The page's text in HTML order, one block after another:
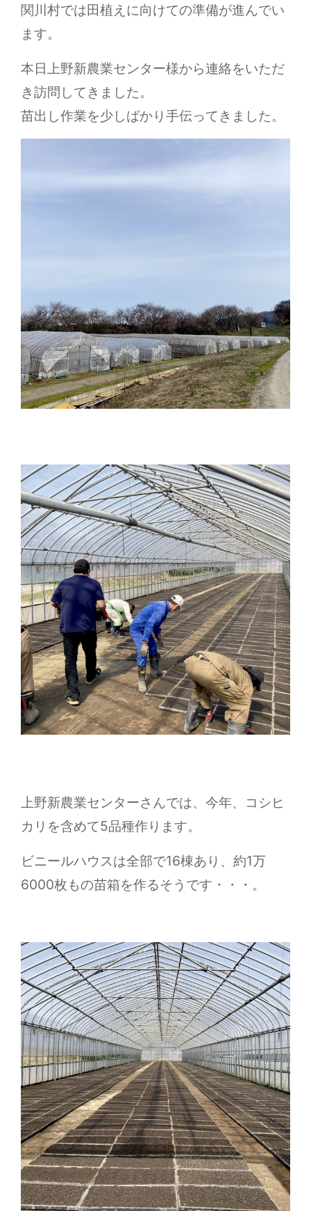
関川村では田植えに向けての準備が進んでい
ます。
本日上野新農業センター様から連絡をいただ
き訪問してきました。
苗出し作業を少しばかり手伝ってきました。
上野新農業センターさんでは、今年、コシヒ
カリを含めて5品種作ります。
ビニールハウスは全部で16棟あり、約1万
6000枚もの苗箱を作るそうです・・・。